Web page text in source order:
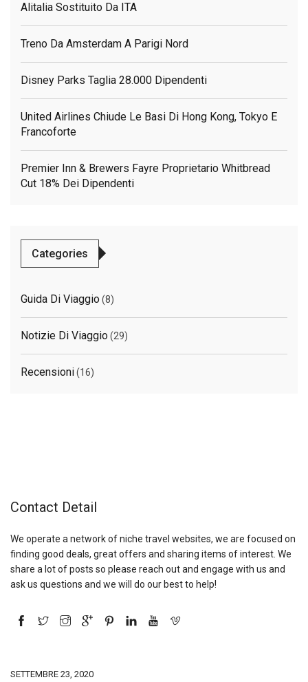
Alitalia Sostituito Da ITA
Treno Da Amsterdam A Parigi Nord
Disney Parks Taglia 28.000 Dipendenti
United Airlines Chiude Le Basi Di Hong Kong, Tokyo E
Francoforte
Premier Inn & Brewers Fayre Proprietario Whitbread
Cut 18% Dei Dipendenti
Categories
Guida Di Viaggio(8)
Notizie Di Viaggio(29)
Recensioni(16)
Contact Detail
We operate a network of niche travel websites, we are focused on
finding good deals, great offers and sharing items of interest. We
share a lot of posts so please reach out and engage with us and
ask us questions and we will do our best to help!
SETTEMBRE 23, 2020